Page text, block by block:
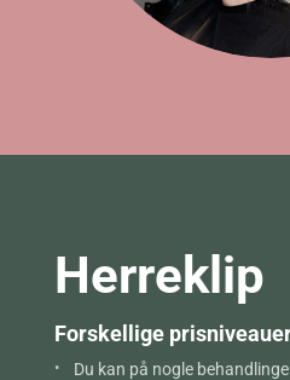
Herreklip
Forskellige
Du kan på nogle